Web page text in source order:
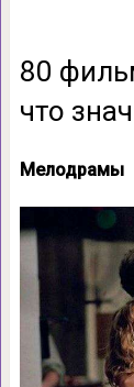
80
что
Мелодрамы